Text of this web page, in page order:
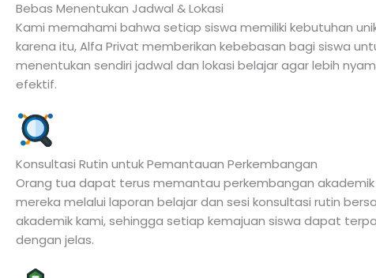
Bebas Menentukan Jadwal & Lokasi
Kami memahami bahwa setiap siswa memiliki kebutuhan
karena itu, Alfa Privat memberikan kebebasan bagi siswa
menentukan sendiri jadwal dan lokasi belajar agar lebih
efektif.
Konsultasi Rutin untuk Pemantauan Perkembangan
Orang tua dapat terus memantau perkembangan
mereka melalui laporan belajar dan sesi konsultasi rutin
akademik kami, sehingga setiap kemajuan siswa dapat
dengan jelas.